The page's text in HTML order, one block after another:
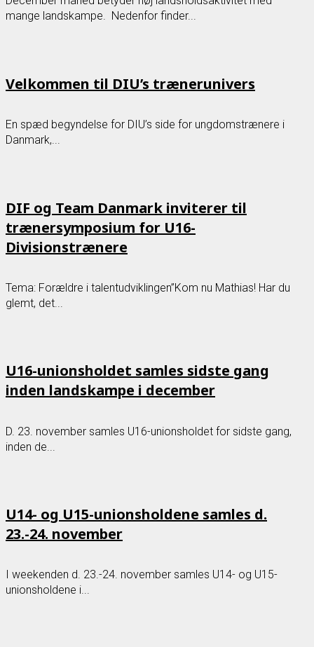
mange landskampe. Nedenfor finder...
Velkommen til DIU’s trænerunivers
En spæd begyndelse for DIU’s side for ungdomstrænere i
Danmark,...
DIF og Team Danmark inviterer til
trænersymposium for U16-
Divisionstrænere
Tema: Forældre i talentudviklingen”Kom nu Mathias! Har du
glemt, det...
U16-unionsholdet samles sidste gang
inden landskampe i december
D. 23. november samles U16-unionsholdet for sidste gang,
inden de...
U14- og U15-unionsholdene samles d.
23.-24. november
I weekenden d. 23.-24. november samles U14- og U15-
unionsholdene i...